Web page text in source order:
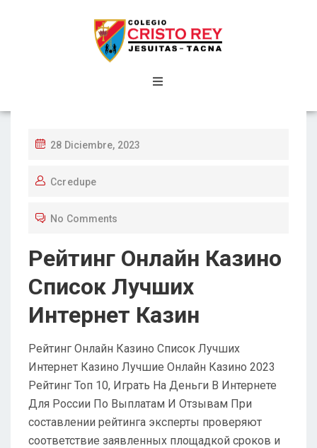
28 Diciembre, 2023
Ccredupe
No Comments
Рейтинг Онлайн Казино
Список Лучших
Интернет Казин
Рейтинг Онлайн Казино Список Лучших
Интернет Казино Лучшие Онлайн Казино 2023
Рейтинг Топ 10, Играть На Деньги В Интернете
Для России По Выплатам И Отзывам При
составлении рейтинга эксперты проверяют
соответствие заявленных площадкой сроков и